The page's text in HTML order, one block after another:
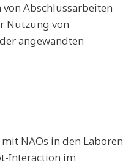
Abschlussarbeiten
Nutzung von
angewandten
NAOs in den Laboren
Interaction im